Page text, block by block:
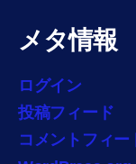
メタ情報
ログイン
投稿フィード
コメントフィー